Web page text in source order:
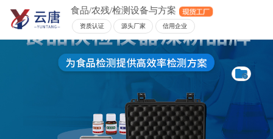
食品/农残/检测设备与方案
资质认证 源头厂家 信用企业